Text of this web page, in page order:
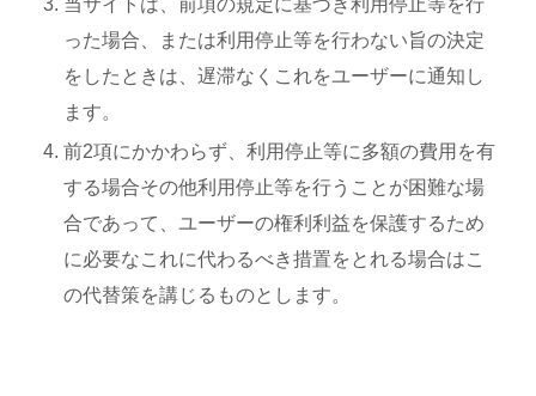
当サイトは、前項の規定に基づき利用停止等を行
った場合、または利用停止等を行わない旨の決定
をしたときは、遅滞なくこれをユーザーに通知し
ます。
前2項にかかわらず、利用停止等に多額の費用を有
する場合その他利用停止等を行うことが困難な場
合であって、ユーザーの権利利益を保護するため
に必要なこれに代わるべき措置をとれる場合はこ
の代替策を講じるものとします。